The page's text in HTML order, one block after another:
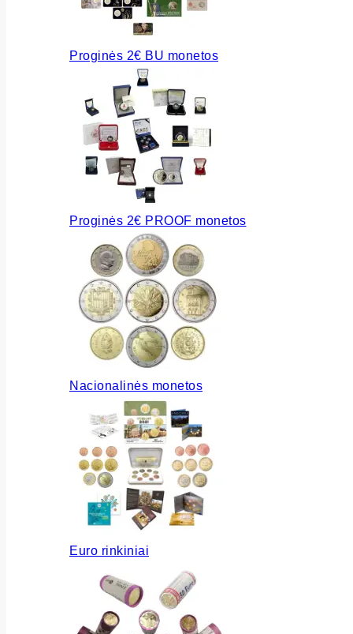
Proginės 2€ BU monetos
Proginės 2€ PROOF monetos
Nacionalinės monetos
Euro rinkiniai